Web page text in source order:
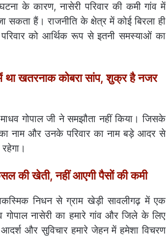
के कारण, नासेरी परिवार की कमी गांव में
सकता हैं। राजनीति के क्षेत्र में कोई बिरला ही
परिवार को आर्थिक रूप से इतनी समस्याओं का
खतरनाक कोबरा सांप, शुक्र है नजर
गोपाल जी ने समझौता नहीं किया। जिसके
नाम और उनके परिवार का नाम बड़े आदर से
खेती, नहीं आएगी पैसों की कमी
निधन से ग्राम खेड़ी सावलीगढ़ में एक
गोपाल नासेरी का हमारे गांव और जिले के लिए
और सुविचार हमारे जेहन में हमेशा विचरण